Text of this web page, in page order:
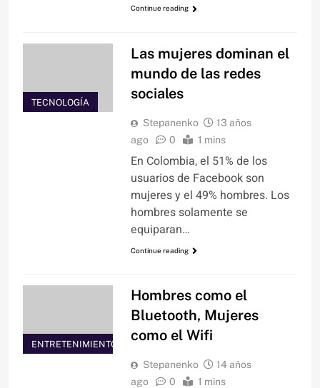
Continue reading
TECNOLOGÍA
Las mujeres dominan el
mundo de las redes
sociales
Stepanenko
13 años
ago
0 1 mins
En Colombia, el 51% de los
usuarios de Facebook son
mujeres y el 49% hombres. Los
hombres solamente se
equiparan…
Continue reading
ENTRETENIMIENTO
Hombres como el
Bluetooth, Mujeres
como el Wifi
Stepanenko
14 años
ago
0 1 mins